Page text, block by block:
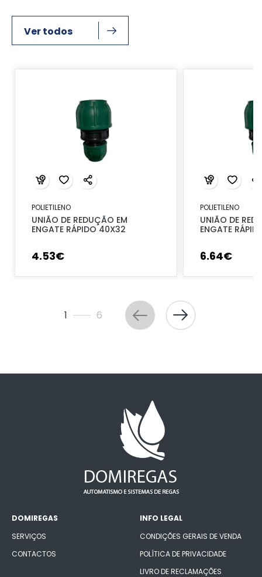
Ver todos
POLIETILENO
UNIÃO DE REDUÇÃO EM
ENGATE RÁPIDO 40X32
4.53€
POLIETILENO
UNIÃO DE
ENGATE
6.64€
1 6
DOMIREGAS
SERVIÇOS
CONTACTOS
INFO LEGAL
CONDIÇÕES GERAIS DE VENDA
POLÍTICA DE PRIVACIDADE
LIVRO DE RECLAMAÇÕES